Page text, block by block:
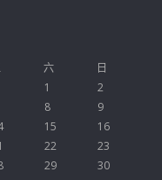
六
日
1
2
8
9
15
16
22
23
29
30